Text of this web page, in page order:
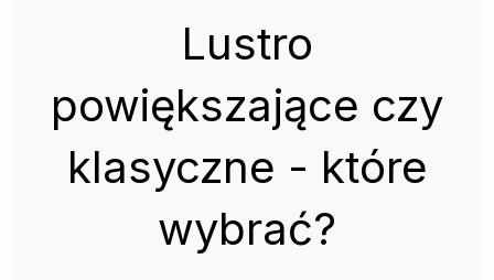
Lustro
powiększające czy
klasyczne - które
wybrać?